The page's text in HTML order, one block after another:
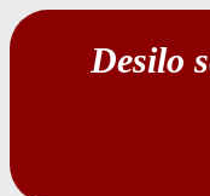
Desilo